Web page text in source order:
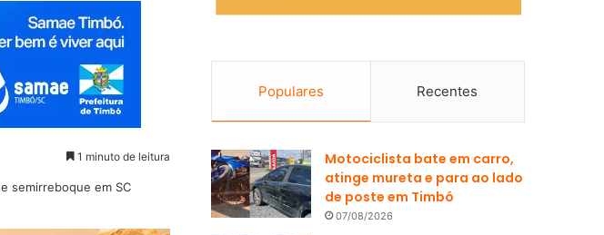
1 minuto de leitura
Populares Recentes
Motociclista bate em carro,
atinge mureta e para ao lado
de poste em Timbó
07/08/2026